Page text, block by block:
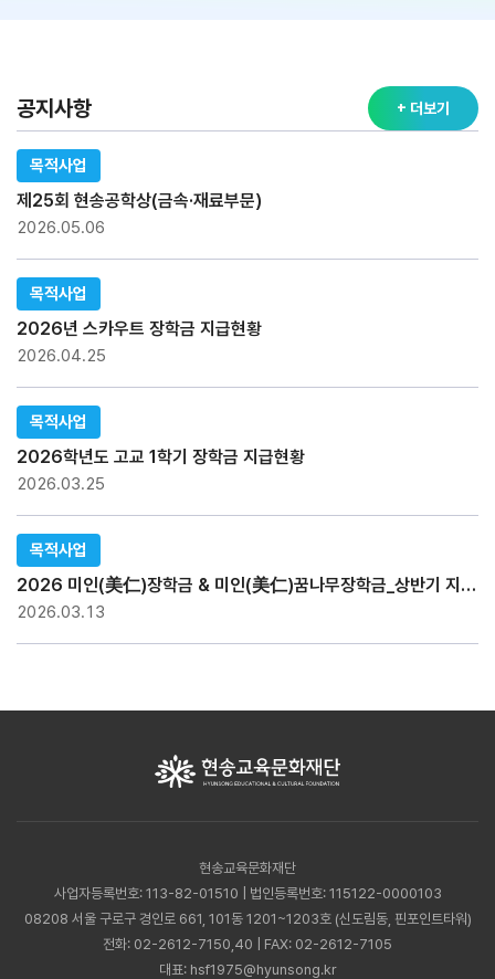
공지사항 + 더보기
목적사업
제25회 현송공학상(금속·재료부문)
2026.05.06
목적사업
2026년 스카우트 장학금 지급현황
2026.04.25
목적사업
2026학년도 고교 1학기 장학금 지급현황
2026.03.25
목적사업
2026 미인(美仁)장학금 & 미인(美仁)꿈나무장학금_상반기 지급현황
2026.03.13
현송교육문화재단
사업자등록번호: 113-82-01510 | 법인등록번호: 115122-0000103
08208 서울 구로구 경인로 661, 101동 1201~1203호 (신도림동, 핀포인트타워)
전화: 02-2612-7150,40 | FAX: 02-2612-7105
대표: hsf1975@hyunsong.kr